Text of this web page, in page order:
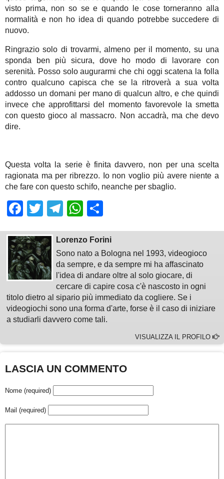
visto prima, non so se e quando le cose torneranno alla
normalità e non ho idea di quando potrebbe succedere di
nuovo.
Ringrazio solo di trovarmi, almeno per il momento, su una
sponda ben più sicura, dove ho modo di lavorare con
serenità. Posso solo augurarmi che chi oggi scatena la folla
contro qualcuno capisca che se la ritroverà a sua volta
addosso un domani per mano di qualcun altro, e che quindi
invece che approfittarsi del momento favorevole la smetta
con questo gioco al massacro. Non accadrà, ma che devo
dire.
Questa volta la serie è finita davvero, non per una scelta
ragionata ma per ribrezzo. Io non voglio più avere niente a
che fare con questo schifo, neanche per sbaglio.
Facebook
TwitterTelegram
WhatsApp
Lorenzo Forini
Sono nato a Bologna nel 1993, videogioco
da sempre, e da sempre mi ha affascinato
l'idea di andare oltre al solo giocare, di
cercare di capire cosa c'è nascosto in ogni
titolo dietro al sipario più immediato da cogliere. Se i
videogiochi sono una forma d'arte, forse è il caso di iniziare
a studiarli davvero come tali.
VISUALIZZA IL PROFILO
LASCIA UN COMMENTO
Nome (required)
Mail (required)